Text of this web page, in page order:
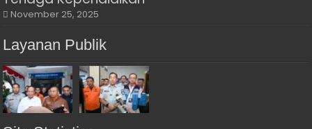
November 25, 2025
Layanan Publik